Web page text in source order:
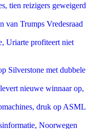
tien reizigers geweigerd
van Trumps Vredesraad
Uriarte profiteert niet
Silverstone met dubbele
nieuwe winnaar op,
druk op ASML
Noorwegen